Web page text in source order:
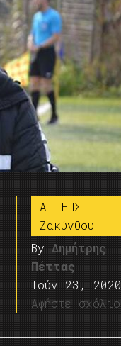
A' ΕΠΣ
Ζακύνθου
By Δημήτρης
Πέττας
Ιούν 23, 2020
Αφήστε σχόλιο